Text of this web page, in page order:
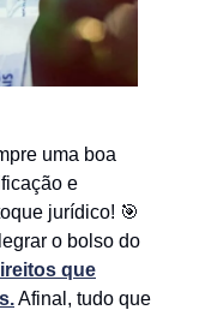
uma boa
e
jurídico! 🎯
o bolso do
que
Afinal, tudo que